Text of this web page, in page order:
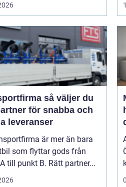
så väljer du
för snabba och
leveranser
är mer än bara
som flyttar gods från
till punkt B. Rätt partner...